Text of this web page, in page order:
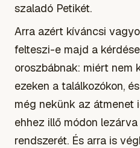
szaladó Petikét.
Arra azért kíváncsi
felteszi-e majd a
oroszbábnak: miért nem
ezeken a találkozókon,
még nekünk az átmenet
ehhez illő módon
rendszerét. És arra is